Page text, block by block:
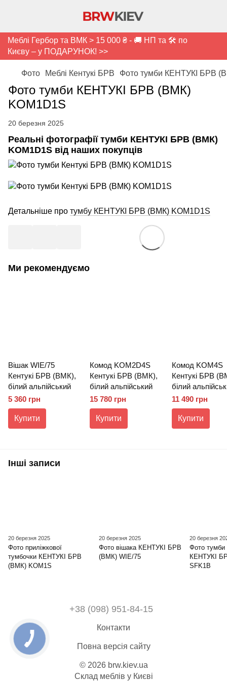
Меблі Гербор та ВМК > 15 000 ₴ - 🚚 НП та 🛠️ по
Києву – у ПОДАРУНОК! >>
Фото Меблі Кентукі БРВ Фото тумби КЕНТУКІ БРВ
Фото тумби КЕНТУКІ БРВ (ВМК)
KOM1D1S
20 березня 2025
Реальні фотографії тумби КЕНТУКІ БРВ (ВМК)
KOM1D1S від наших покупців
Детальніше про тумбу КЕНТУКІ БРВ (ВМК) KOM1D1S
Ми рекомендуємо
Вішак WIE/75
Кентукі БРВ (ВМК),
білий альпійський
5 360 грн
Купити
Комод KOM2D4S
Кентукі БРВ (ВМК),
білий альпійський
15 780 грн
Купити
Комод KOM4S
Кентукі БРВ
білий
11 490 грн
Купити
Інші записи
20 березня 2025
Фото приліжкової
тумбочки КЕНТУКІ БРВ
(ВМК) KOM1S
20 березня 2025
Фото вішака КЕНТУКІ БРВ
(ВМК) WIE/75
20 березня
Фото тумби
КЕНТУКІ
SFK1B
+38 (098) 951-84-15
Контакти
Повна версія сайту
© 2026 brw.kiev.ua
Склад меблів у Києві